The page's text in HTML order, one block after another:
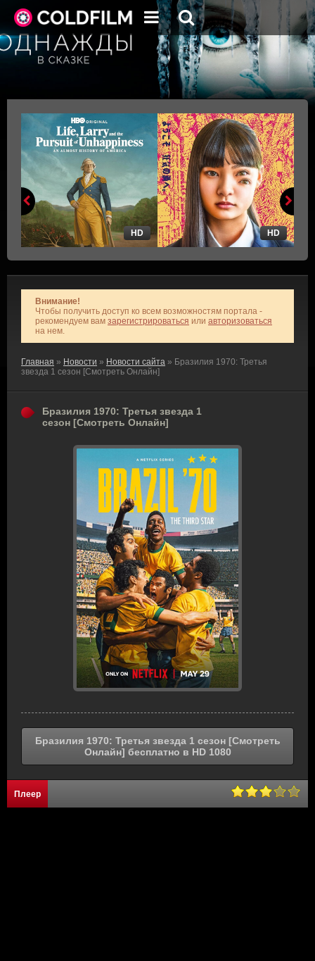
HD HD
Внимание!
Чтобы получить доступ ко всем возможностям портала -
рекомендуем вам зарегистрироваться или авторизоваться
на нем.
Главная » Новости » Новости сайта » Бразилия 1970: Третья
звезда 1 сезон [Смотреть Онлайн]
Бразилия 1970: Третья звезда 1
сезон [Смотреть Онлайн]
Бразилия 1970: Третья звезда 1 сезон [Смотреть
Онлайн] бесплатно в HD 1080
Плеер